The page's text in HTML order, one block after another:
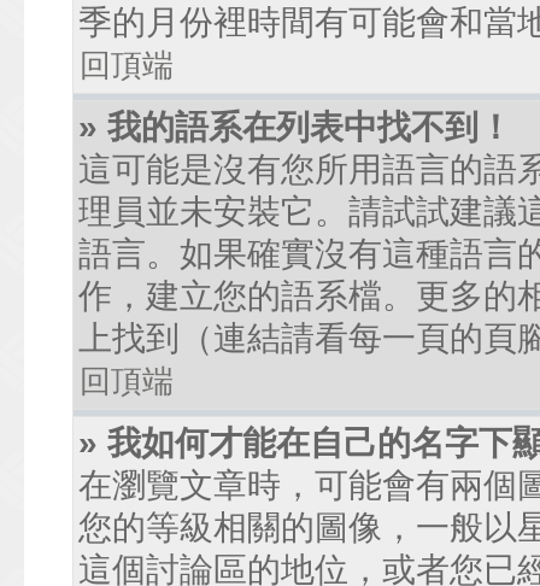
季的月份裡時間有可能會和當
回頂端
» 我的語系在列表中找不到！
這可能是沒有您所用語言的語
理員並未安裝它。請試試建議
語言。如果確實沒有這種語言
作，建立您的語系檔。更多的
上找到（連結請看每一頁的頁
回頂端
» 我如何才能在自己的名字下
在瀏覽文章時，可能會有兩個
您的等級相關的圖像，一般以
這個討論區的地位，或者您已